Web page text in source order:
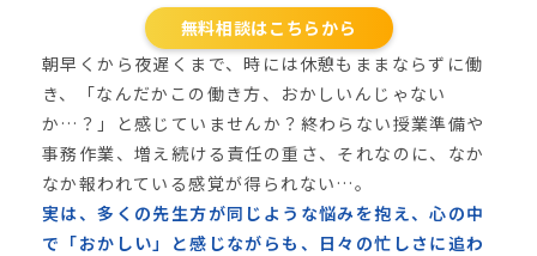
無料相談はこちらから
朝早くから夜遅くまで、時には休憩もままならずに働
き、「なんだかこの働き方、おかしいんじゃない
か…？」と感じていませんか？終わらない授業準備や
事務作業、増え続ける責任の重さ、それなのに、なか
なか報われている感覚が得られない…。
実は、多くの先生方が同じような悩みを抱え、心の中
で「おかしい」と感じながらも、日々の忙しさに追わ